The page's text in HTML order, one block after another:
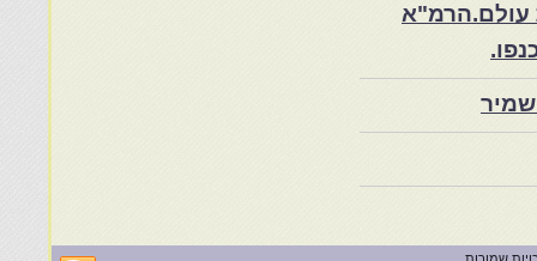
עולם.הרמ"א